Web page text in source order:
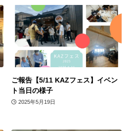
ご報告【5/11 KAZフェス】イベン
ト当日の様子
2025年5月19日